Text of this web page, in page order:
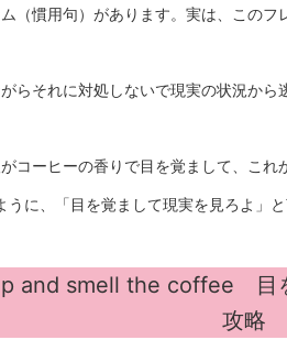
（慣用句）があります。実は、このフ
がらそれに対処しないで現実の状況から
コーヒーの香りで目を覚まして、これ
うに、「目を覚まして現実を見ろよ」と
and smell the coffee 目
攻略